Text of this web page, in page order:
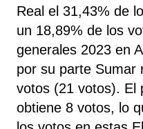
Real el 31,43% de
un 18,89% de los
generales 2023 en
por su parte Sumar
votos (21 votos). El
obtiene 8 votos, lo